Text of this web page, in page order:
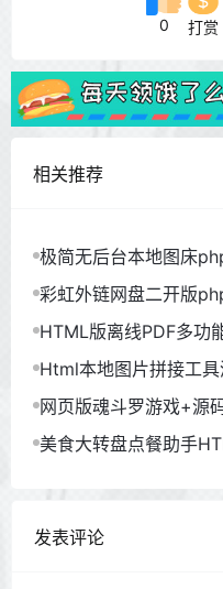
0 打赏
相关推荐
极简无后台本地图床
彩虹外链网盘二开版
HTML版离线PDF多功
Html本地图片拼接工具
网页版魂斗罗游戏+源
美食大转盘点餐助手
发表评论